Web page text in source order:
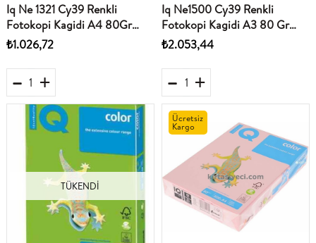
Iq Ne 1321 Cy39 Renkli
Fotokopi Kagidi A4 80Gr
Kanarya Sari 500Lü Paket
₺1.026,72
Iq Ne1500 Cy39 Renkli
Fotokopi Kagidi A3 80 Gr
Kanarya Sari 500Lü Paket
₺2.053,44
TÜKENDI
Ücretsiz
Kargo